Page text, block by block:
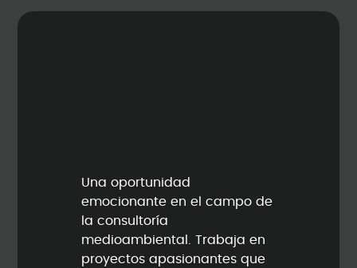
Una oportunidad
emocionante en el campo de
la consultoría
medioambiental. Trabaja en
proyectos apasionantes que